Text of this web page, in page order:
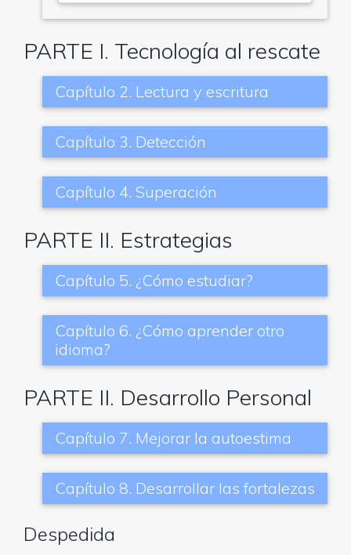
PARTE I. Tecnología al rescate
Capítulo 2. Lectura y escritura
Capítulo 3. Detección
Capítulo 4. Superación
PARTE II. Estrategias
Capítulo 5. ¿Cómo estudiar?
Capítulo 6. ¿Cómo aprender otro
idioma?
PARTE II. Desarrollo Personal
Capítulo 7. Mejorar la autoestima
Capítulo 8. Desarrollar las fortalezas
Despedida